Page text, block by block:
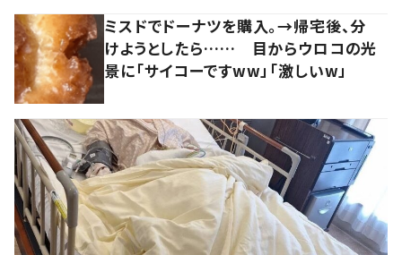
ミスドでドーナツを購入。→帰宅後、分
けようとしたら…… 目からウロコの光
景に「サイコーですww」「激しいw」